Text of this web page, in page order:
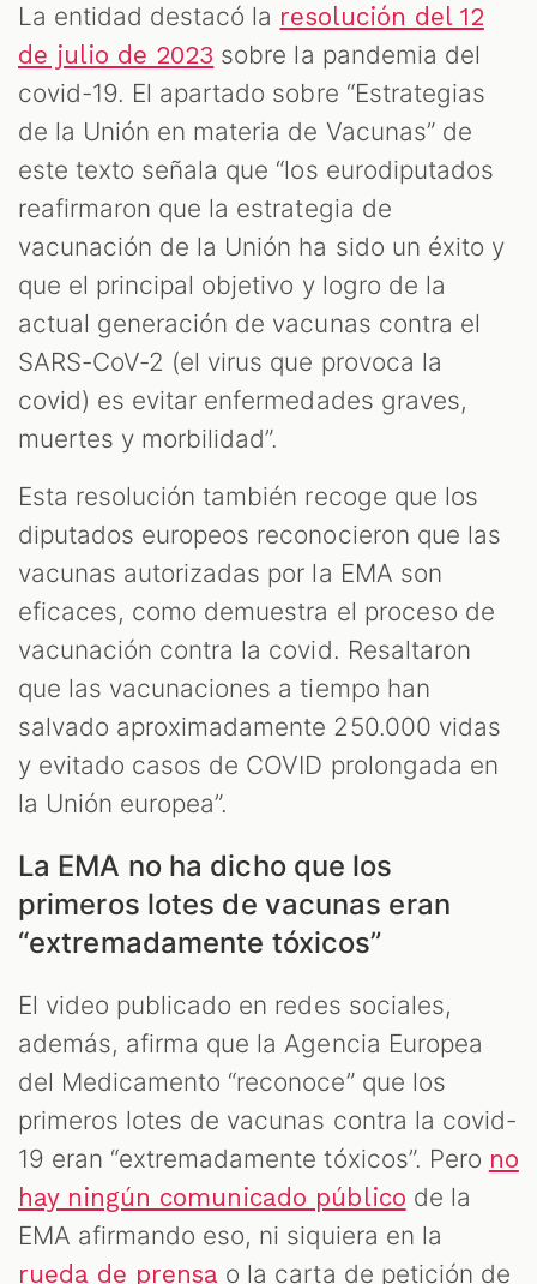
La entidad destacó la resolución del 12
de julio de 2023 sobre la pandemia del
covid-19. El apartado sobre “Estrategias
de la Unión en materia de Vacunas” de
este texto señala que “los eurodiputados
reafirmaron que la estrategia de
vacunación de la Unión ha sido un éxito y
que el principal objetivo y logro de la
actual generación de vacunas contra el
SARS-CoV-2 (el virus que provoca la
covid) es evitar enfermedades graves,
muertes y morbilidad”.
Esta resolución también recoge que los
diputados europeos reconocieron que las
vacunas autorizadas por la EMA son
eficaces, como demuestra el proceso de
vacunación contra la covid. Resaltaron
que las vacunaciones a tiempo han
salvado aproximadamente 250.000 vidas
y evitado casos de COVID prolongada en
la Unión europea”.
La EMA no ha dicho que los
primeros lotes de vacunas eran
“extremadamente tóxicos”
El video publicado en redes sociales,
además, afirma que la Agencia Europea
del Medicamento “reconoce” que los
primeros lotes de vacunas contra la covid-
19 eran “extremadamente tóxicos”. Pero no
hay ningún comunicado público de la
EMA afirmando eso, ni siquiera en la
rueda de prensa o la carta de petición de